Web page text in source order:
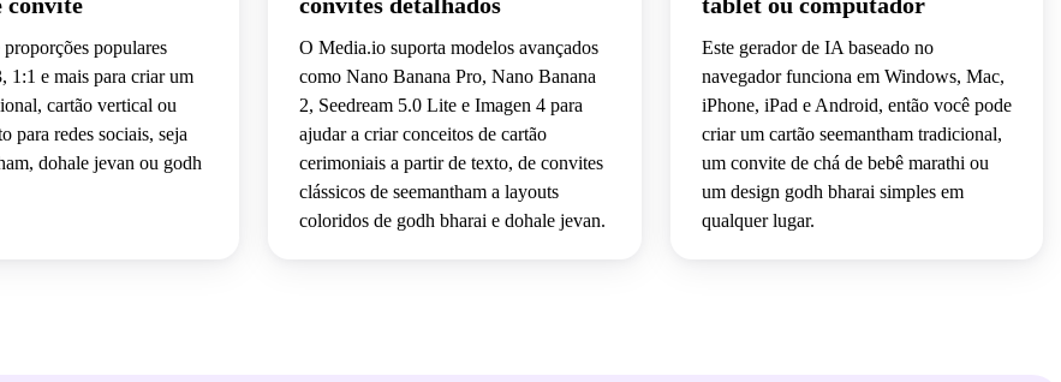
populares
1:1 e mais para criar um
cartão vertical ou
para redes sociais, seja
dohale jevan ou godh
O Media.io suporta modelos avançados
como Nano Banana Pro, Nano Banana
2, Seedream 5.0 Lite e Imagen 4 para
ajudar a criar conceitos de cartão
cerimoniais a partir de texto, de convites
clássicos de seemantham a layouts
coloridos de godh bharai e dohale jevan.
Este gerador de IA baseado no
navegador funciona em Windows, Mac,
iPhone, iPad e Android, então você pode
criar um cartão seemantham tradicional,
um convite de chá de bebê marathi ou
um design godh bharai simples em
qualquer lugar.